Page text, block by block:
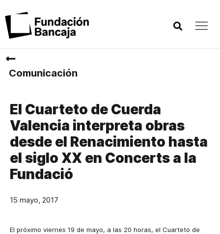
Comunicación
El Cuarteto de Cuerda
Valencia interpreta obras
desde el Renacimiento hasta
el siglo XX en Concerts a la
Fundació
15 mayo, 2017
El próximo viernes 19 de mayo, a las 20 horas, el Cuarteto de